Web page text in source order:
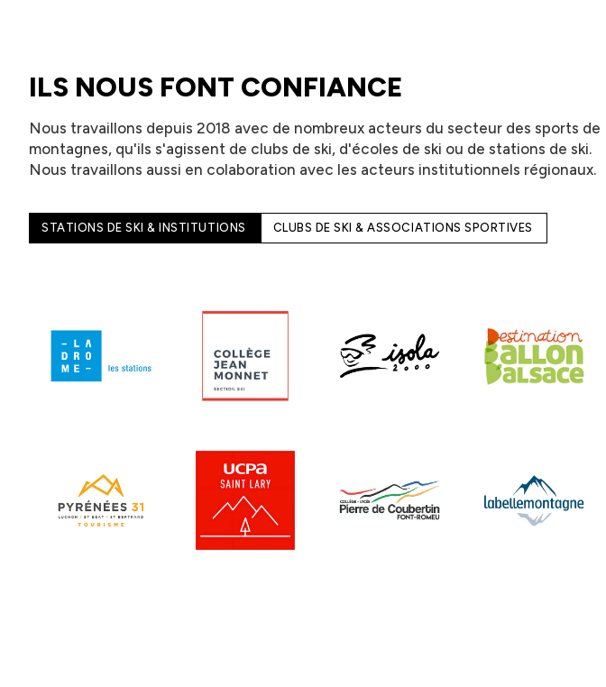
ILS NOUS FONT CONFIANCE
Nous travaillons depuis 2018 avec de nombreux acteurs du secteur des sports de
montagnes, qu'ils s'agissent de clubs de ski, d'écoles de ski ou de stations de ski.
Nous travaillons aussi en colaboration avec les acteurs institutionnels régionaux.
STATIONS DE SKI & INSTITUTIONS CLUBS DE SKI & ASSOCIATIONS SPORTIVES